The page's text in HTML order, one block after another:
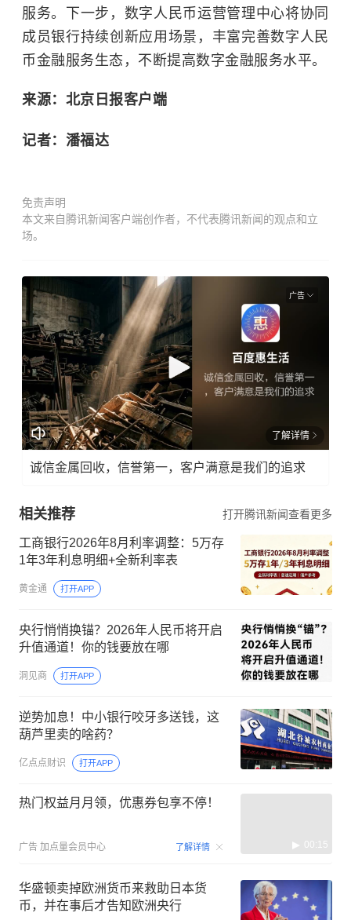
服务。下一步，数字人民币运营管理中心将协同
成员银行持续创新应用场景，丰富完善数字人民
币金融服务生态，不断提高数字金融服务水平。
来源：北京日报客户端
记者：潘福达
免责声明
本文来自腾讯新闻客户端创作者，不代表腾讯新闻的观点和立
场。
广告
了解详情
诚信金属回收，信誉第一，客户满意是我们的追求
相关推荐 打开腾讯新闻查看更多
工商银行2026年8月利率调整：5万存
1年3年利息明细+全新利率表
黄金通 打开APP
央行悄悄换锚？2026年人民币将开启
升值通道！你的钱要放在哪
洞见商 打开APP
逆势加息！中小银行咬牙多送钱，这
葫芦里卖的啥药？
亿点点财识 打开APP
热门权益月月领，优惠券包享不停！
广告 加点量会员中心 了解详情 00:15
华盛顿卖掉欧洲货币来救助日本货
币，并在事后才告知欧洲央行